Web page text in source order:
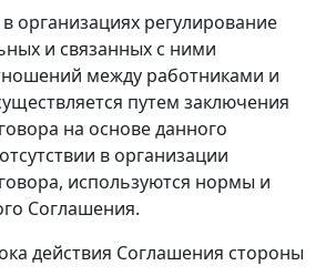
организациях регулирование
и связанных с ними
между работниками и
путем заключения
на основе данного
в организации
используются нормы и
Соглашения.
действия Соглашения стороны